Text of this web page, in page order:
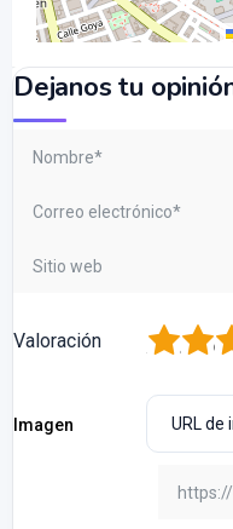
Dejanos tu
Valoración 3
2
Imagen